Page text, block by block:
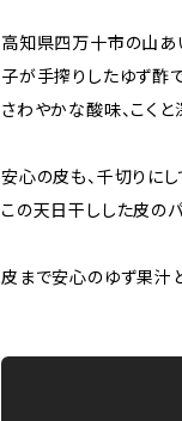
高知県四万十市の山あ
子が手搾りしたゆず酢で
さわやかな酸味、こく
安心の皮も、千切りにし
この天日干しした皮の
皮まで安心のゆず果汁